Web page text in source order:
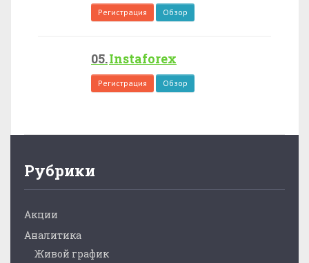
Регистрация Обзор
Instaforex
Регистрация Обзор
Рубрики
Акции
Аналитика
Живой график